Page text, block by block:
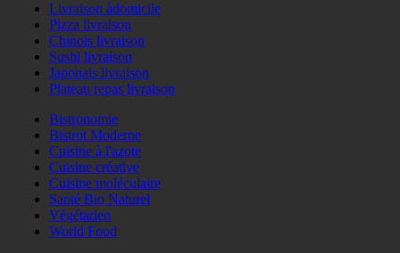
Livraison àdomicile
Pizza livraison
Chinois livraison
Sushi livraison
Japonais livraison
Plateau repas livraison
Bistronomie
Bistrot Moderne
Cuisine à l'azote
Cuisine créative
Cuisine moléculaire
Santé Bio Naturel
Végétarien
World Food